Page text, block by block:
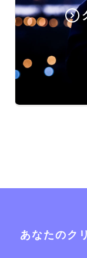
あなたのク